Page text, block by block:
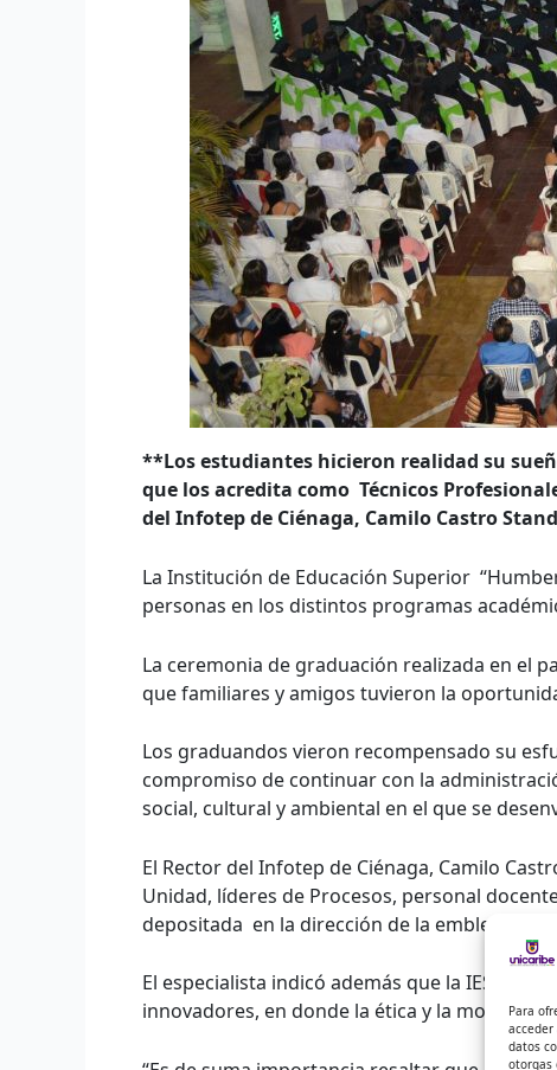
Para
datos
otorgas
**Los estudiantes hicieron realidad su
que los acredita como Técnicos
del Infotep de Ciénaga, Camilo Castro
La Institución de Educación Superior
personas en los distintos programas
La ceremonia de graduación realizada en el
que familiares y amigos tuvieron la
Los graduandos vieron recompensado su
compromiso de continuar con la
social, cultural y ambiental en el que se
El Rector del Infotep de Ciénaga, Camilo
Unidad, líderes de Procesos, personal
depositada en la dirección de la emblemática
El especialista indicó además que la IES
innovadores, en donde la ética y la moral,